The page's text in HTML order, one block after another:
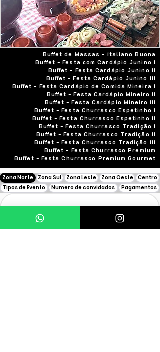
Buffet de Massas - Italiano Buona
Buffet - Festa com Cardápio Junino I
Buffet - Festa Cardápio Junino II
Buffet - Festa Cardápio Junino III
Buffet - Festa Cardápio de Comida Mineira I
Buffet - Festa Cardápio Mineiro II
Buffet - Festa Cardápio Mineiro III
Buffet - Festa Churrasco Espetinho I
Buffet - Festa Churrasco Espetinho II
Buffet - Festa Churrasco Tradição I
Buffet - Festa Churrasco Tradição II
Buffet - Festa Churrasco Tradição III
Buffet - Festa Churrasco Premium
Buffet - Festa Churrasco Premium Gourmet
Zona Norte Zona Sul Zona Leste Zona Oeste
Centro
Tipos de Evento
Numero de convidados Pagamentos